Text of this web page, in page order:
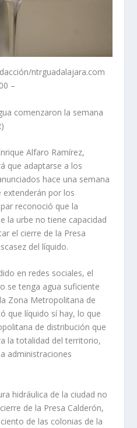
ntrguadalajara.com
–
comenzaron la semana
Alfaro Ramírez,
que adaptarse a los
hace una semana
extenderán por los
reconoció que la
la urbe no tiene capacidad
el cierre de la Presa
del líquido.
en redes sociales, el
se tenga agua suficiente
Zona Metropolitana de
que líquido sí hay, lo que
de distribución que
la totalidad del territorio,
administraciones
hidráulica de la ciudad no
de la Presa Calderón,
de las colonias de la